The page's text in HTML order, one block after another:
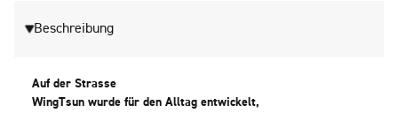
Beschreibung
Auf der Strasse
WingTsun wurde für den Alltag entwickelt,